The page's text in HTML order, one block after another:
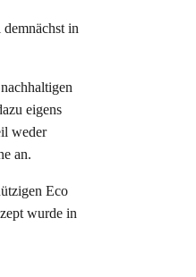
in
eigens
weder
an.
Eco
wurde in